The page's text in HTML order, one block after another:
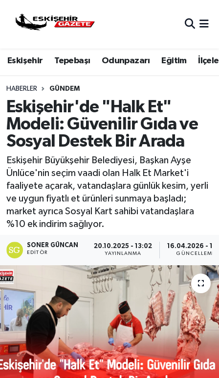
Eskişehir Tepebaşı Odunpazarı Eğitim
HABERLER GÜNDEM
Eskişehir'de "Halk Et"
Modeli: Güvenilir Gıda ve
Sosyal Destek Bir Arada
Eskişehir Büyükşehir Belediyesi, Başkan Ayşe
Ünlüce'nin seçim vaadi olan Halk Et Market'i
faaliyete açarak, vatandaşlara günlük kesim, yerli
ve uygun fiyatlı et ürünleri sunmaya başladı;
market ayrıca Sosyal Kart sahibi vatandaşlara
%10 ek indirim sağlıyor.
SONER GÜNCAN
EDITÖR
20.10.2025 - 13:02
YAYINLANMA
16.04.2026 -
GÜNCELLEME
Hava Durumu
Eskişehir Namaz Vakitleri
Trafik Durumu
Süper Lig Puan Durumu ve Fikstür
Tüm Manşetler
Son Dakika Haberleri
Haber Arşivi